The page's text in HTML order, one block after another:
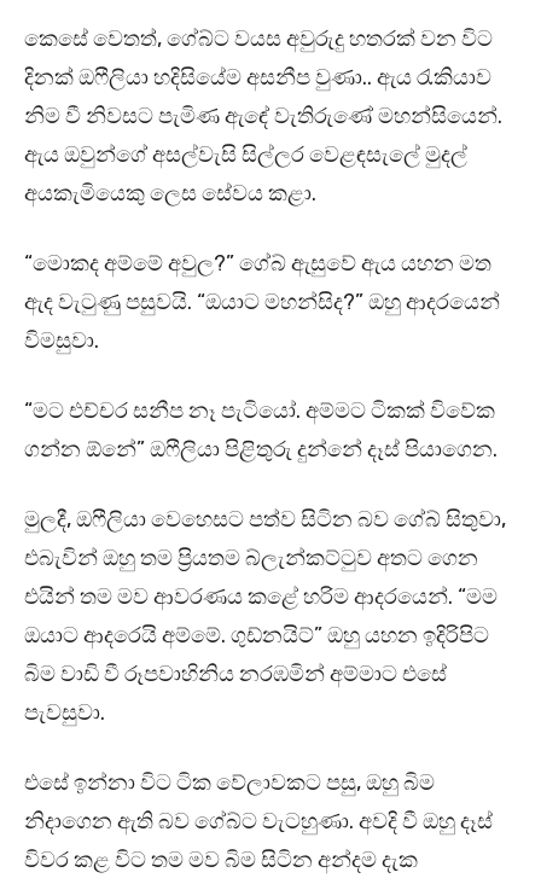
කෙසේ වෙතත්, ගේබ්ට වයස අවුරුදු හතරක් වන විට
දිනක් ඔෆීලියා හදිසියේම අසනීප වුණා.. ඇය රැකියාව
නිම වී නිවසට පැමිණ ඇඳේ වැතිරුණේ මහන්සියෙන්.
ඇය ඔවුන්ගේ අසල්වැසි සිල්ලර වෙළඳසැලේ මුදල්
අයකැමියෙකු ලෙස සේවය කළා.
“මොකද අම්මේ අවුල?” ගේබ් ඇසුවේ ඇය යහන මත
ඇද වැටුණු පසුවයි. “ඔයාට මහන්සිද?” ඔහු ආදරයෙන්
විමසුවා.
“මට එච්චර සනීප නෑ පැටියෝ. අම්මට ටිකක් විවේක
ගන්න ඕනේ” ඔෆීලියා පිළිතුරු දුන්නේ දෑස් පියාගෙන.
මුලදී, ඔෆීලියා වෙහෙසට පත්ව සිටින බව ගේබ් සිතුවා,
එබැවින් ඔහු තම ප්‍රියතම බ්ලැන්කට්ටුව අතට ගෙන
එයින් තම මව ආවරණය කළේ හරිම ආදරයෙන්. “මම
ඔයාට ආදරෙයි අම්මේ. ගුඩ්නයිට්” ඔහු යහන ඉදිරිපිට
බිම වාඩි වී රූපවාහිනිය නරඹමින් අම්මාට එසේ
පැවසුවා.
එසේ ඉන්නා විට ටික වේලාවකට පසු, ඔහු බිම
නිදාගෙන ඇති බව ගේබ්ට වැටහුණා. අවදි වී ඔහු දෑස්
විවර කළ විට තම මව බිම සිටින අන්දම දැක